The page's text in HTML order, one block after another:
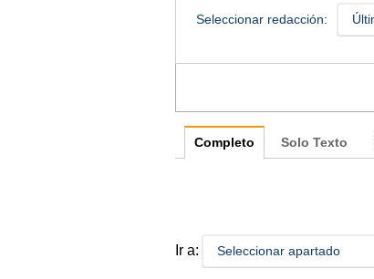
Seleccionar redacción:
Completo Solo Texto
Ir a: Seleccionar apartado